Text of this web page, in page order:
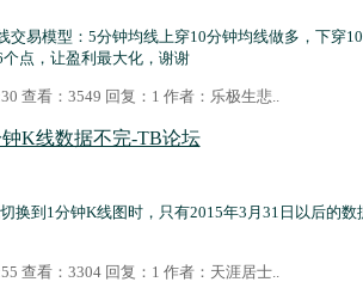
交易模型：5分钟均线上穿10分钟均线做多，下穿
点，让盈利最大化，谢谢
查看：3549 回复：1 作者： 乐极生悲
K线数据不完-TB论坛
换到1分钟K线图时，只有2015年3月31日以后的
查看：3304 回复：1 作者： 天涯居士..